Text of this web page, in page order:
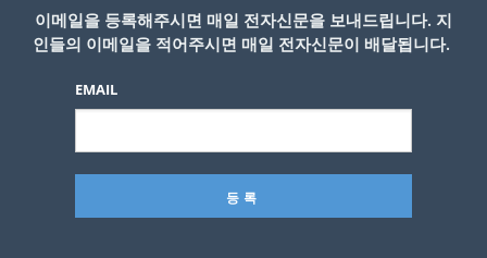
남극은 두꺼운 얼음 때문에 암석 속 화석 기록
장 조사도 쉽지 않아 다른 대륙보다 공룡 화석
연구진은 이번 화석이 남극에서 공룡이 확인된
첫 기록을 뒷받침하는 자료라고 평가했다. 배럿
이메일을 등록해주시면 매일 전자신문을 보내드립니다. 지
인들의 이메일을 적어주시면 매일 전자신문이 배달됩니다.
EMAIL